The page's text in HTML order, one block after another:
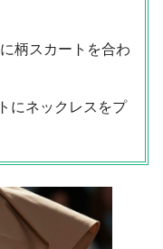
柄スカートを合わ
にネックレスをプ